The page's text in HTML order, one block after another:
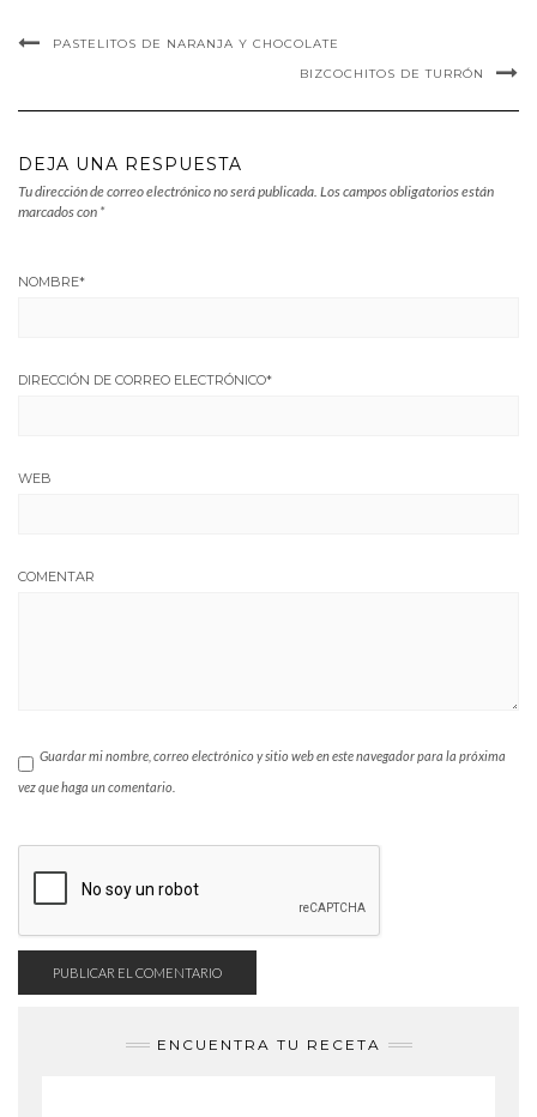
PASTELITOS DE NARANJA Y CHOCOLATE
BIZCOCHITOS DE TURRÓN
DEJA UNA RESPUESTA
Tu dirección de correo electrónico no será publicada. Los campos obligatorios están
marcados con *
NOMBRE*
DIRECCIÓN DE CORREO ELECTRÓNICO*
WEB
COMENTAR
Guardar mi nombre, correo electrónico y sitio web en este navegador para la próxima
vez que haga un comentario.
ENCUENTRA TU RECETA